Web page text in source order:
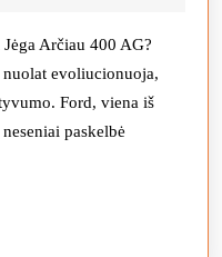
V6“
Arčiau 400 AG?
evoliucionuoja,
Ford, viena iš
paskelbė